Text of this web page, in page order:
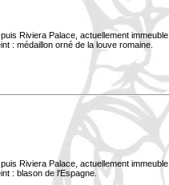
Riviera Palace, actuellement immeuble
: médaillon orné de la louve romaine.
Riviera Palace, actuellement immeuble
: blason de l'Espagne.